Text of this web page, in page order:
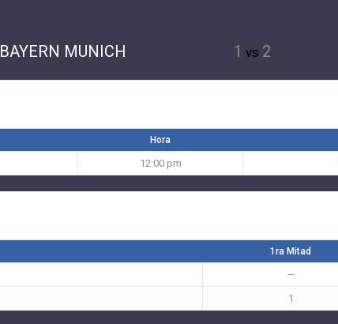
BAYERN MUNICH 1 vs 2
Hora
12:00 pm
1ra Mitad
—
1